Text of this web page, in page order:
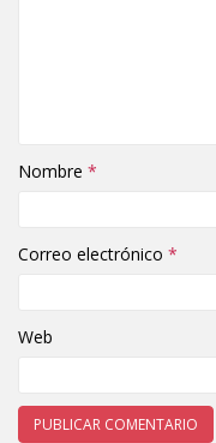
Nombre *
Correo electrónico *
Web